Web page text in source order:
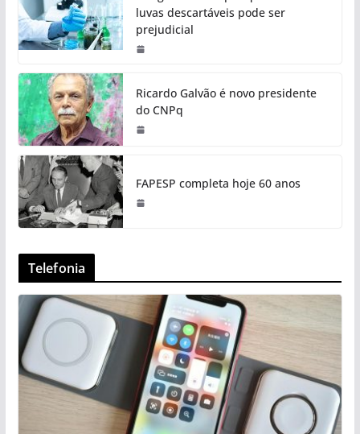
luvas descartáveis pode ser
prejudicial
Ricardo Galvão é novo presidente
do CNPq
FAPESP completa hoje 60 anos
Telefonia